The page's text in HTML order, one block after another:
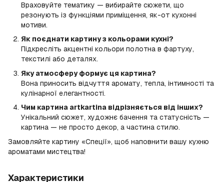
Враховуйте тематику — вибирайте сюжети, що
резонують із функціями приміщення, як-от кухонні
мотиви.
Як поєднати картину з кольорами кухні?
Підкресліть акцентні кольори полотна в фартуху,
текстилі або деталях.
Яку атмосферу формує ця картина?
Вона приносить відчуття аромату, тепла, інтимності та
кулінарної елегантності.
Чим картина artkartina відрізняється від інших?
Унікальний сюжет, художнє бачення та статусність —
картина — не просто декор, а частина стилю.
Замовляйте картину «Спеції», щоб наповнити вашу кухню
ароматами мистецтва!
Характеристики